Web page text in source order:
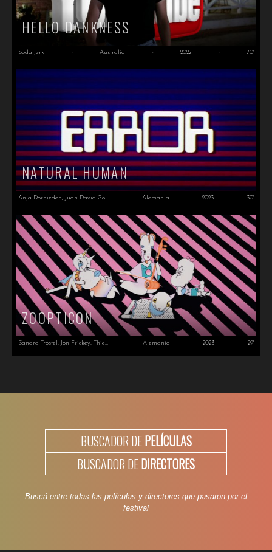
HELLO DANKNESS
Soda Jerk · Australia · 2022 · 70'
NATURAL HUMAN
Anja Dornieden, Juan David González Monroy · Alemania · 2023 · 30'
ZOOPTICON
Sandra Trostel, Jon Frickey, Thies Mynther · Alemania · 2023 · 29'
BUSCADOR DEPELÍCULAS
BUSCADOR DEDIRECTORES
Buscá entre todas las películas y directores que pasaron por el
festival